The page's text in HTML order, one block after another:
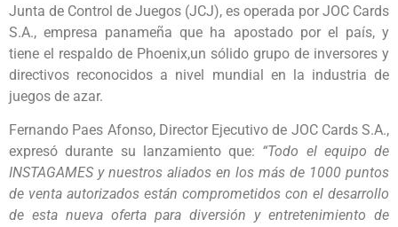
Junta de Control de Juegos (JCJ), es operada por JOC Cards
S.A., empresa panameña que ha apostado por el país, y
tiene el respaldo de Phoenix,un sólido grupo de inversores y
directivos reconocidos a nivel mundial en la industria de
juegos de azar.
Fernando Paes Afonso, Director Ejecutivo de JOC Cards S.A.,
expresó durante su lanzamiento que: “Todo el equipo de
INSTAGAMES y nuestros aliados en los más de 1000 puntos
de venta autorizados están comprometidos con el desarrollo
de esta nueva oferta para diversión y entretenimiento de